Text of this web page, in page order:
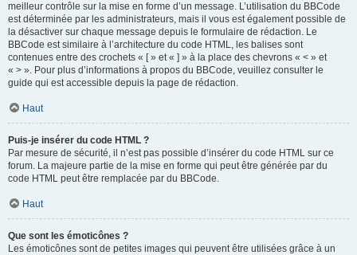
meilleur contrôle sur la mise en forme d’un message. L’utilisation du BBCode
est déterminée par les administrateurs, mais il vous est également possible de
la désactiver sur chaque message depuis le formulaire de rédaction. Le
BBCode est similaire à l’architecture du code HTML, les balises sont
contenues entre des crochets « [ » et « ] » à la place des chevrons « < » et
« > ». Pour plus d’informations à propos du BBCode, veuillez consulter le
guide qui est accessible depuis la page de rédaction.
Haut
Puis-je insérer du code HTML ?
Par mesure de sécurité, il n’est pas possible d’insérer du code HTML sur ce
forum. La majeure partie de la mise en forme qui peut être générée par du
code HTML peut être remplacée par du BBCode.
Haut
Que sont les émoticônes ?
Les émoticônes sont de petites images qui peuvent être utilisées grâce à un